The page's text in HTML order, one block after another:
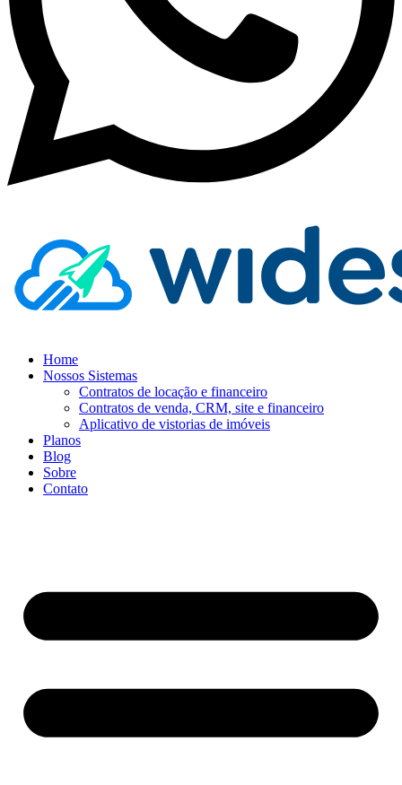
Home
Nossos Sistemas
Contratos de locação e financeiro
Contratos de venda, CRM, site e financeiro
Aplicativo de vistorias de imóveis
Planos
Blog
Sobre
Contato